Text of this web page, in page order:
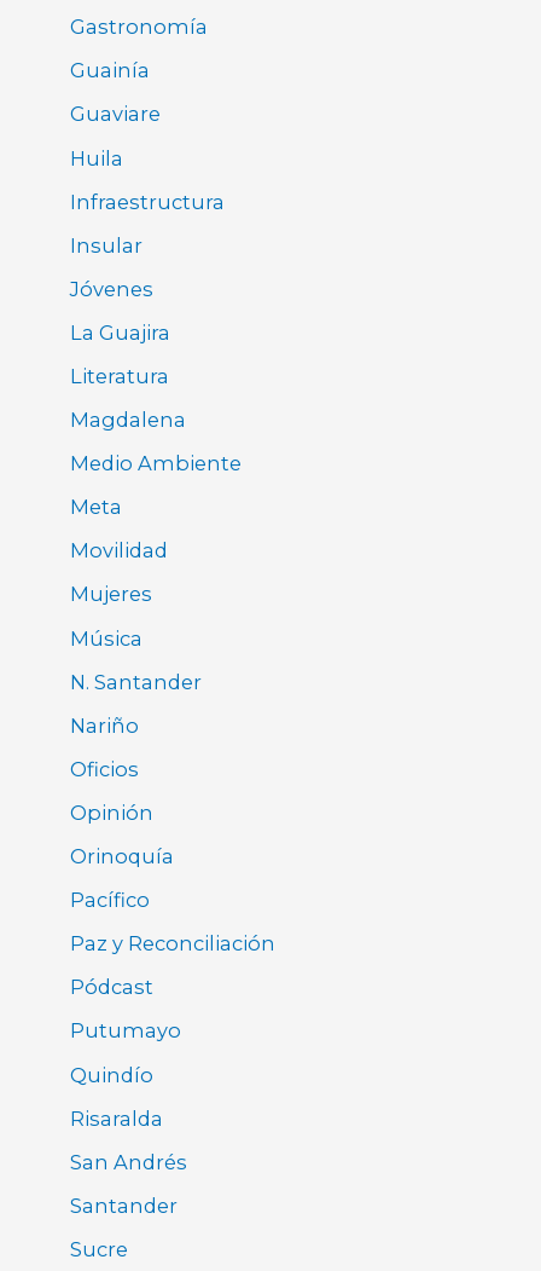
Gastronomía
Guainía
Guaviare
Huila
Infraestructura
Insular
Jóvenes
La Guajira
Literatura
Magdalena
Medio Ambiente
Meta
Movilidad
Mujeres
Música
N. Santander
Nariño
Oficios
Opinión
Orinoquía
Pacífico
Paz y Reconciliación
Pódcast
Putumayo
Quindío
Risaralda
San Andrés
Santander
Sucre